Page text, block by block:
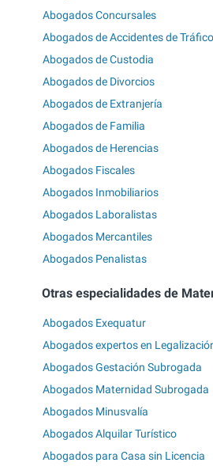
Abogados Concursales
Abogados de Accidentes de Tráfico
Abogados de Custodia
Abogados de Divorcios
Abogados de Extranjería
Abogados de Familia
Abogados de Herencias
Abogados Fiscales
Abogados Inmobiliarios
Abogados Laboralistas
Abogados Mercantiles
Abogados Penalistas
Otras especialidades de
Abogados Exequatur
Abogados expertos en
Abogados Gestación Subrogada
Abogados Maternidad Subrogada
Abogados Minusvalía
Abogados Alquilar Turístico
Abogados para Casa sin Licencia